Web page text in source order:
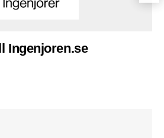
Ingenjoren.se